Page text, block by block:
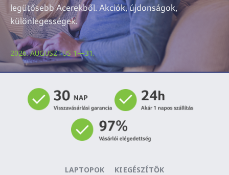
legütősebb Acerekből. Akciók, újdonságok,
különlegességek.
2026. AUGUSZTUS 1—31.
LAPTOPOK KIEGÉSZÍTŐK